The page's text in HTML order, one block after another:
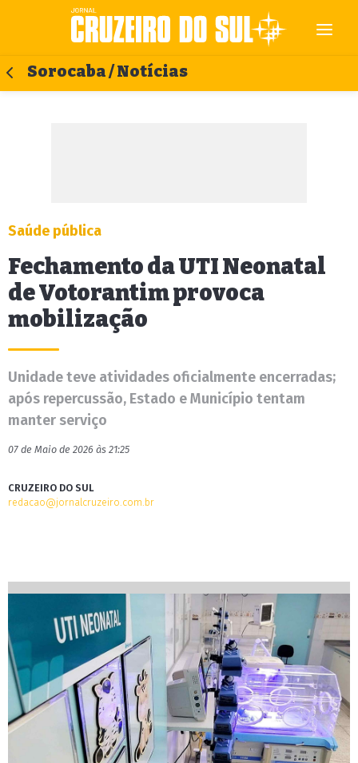
Sorocaba / Notícias
Saúde pública
Fechamento da UTI Neonatal
de Votorantim provoca
mobilização
Unidade teve atividades oficialmente encerradas;
após repercussão, Estado e Município tentam
manter serviço
07 de Maio de 2026 às 21:25
CRUZEIRO DO SUL
redacao@jornalcruzeiro.com.br